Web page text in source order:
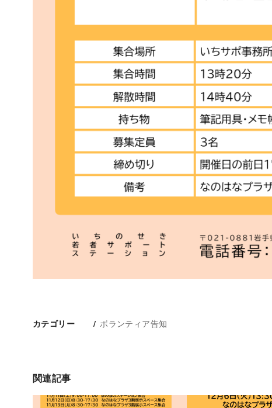
カテゴリー ボランティア告知
関連記事